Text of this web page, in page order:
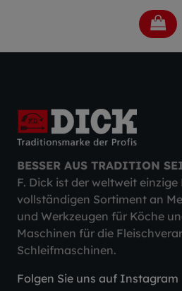
BESSER AUS TRADITION
F. Dick ist der weltweit
vollständigen Sortiment an
und Werkzeugen für Köche
Maschinen für die
Schleifmaschinen.
Folgen Sie uns auf Instagram